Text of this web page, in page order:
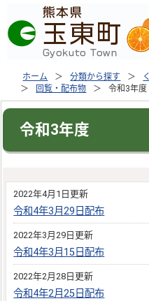
ホーム 分類から探す
回覧・配布物
令和3年度
令和3年度
2022年4月1日更新
令和4年3月29日配布
2022年3月29日更新
令和4年3月15日配布
2022年2月28日更新
令和4年2月25日配布